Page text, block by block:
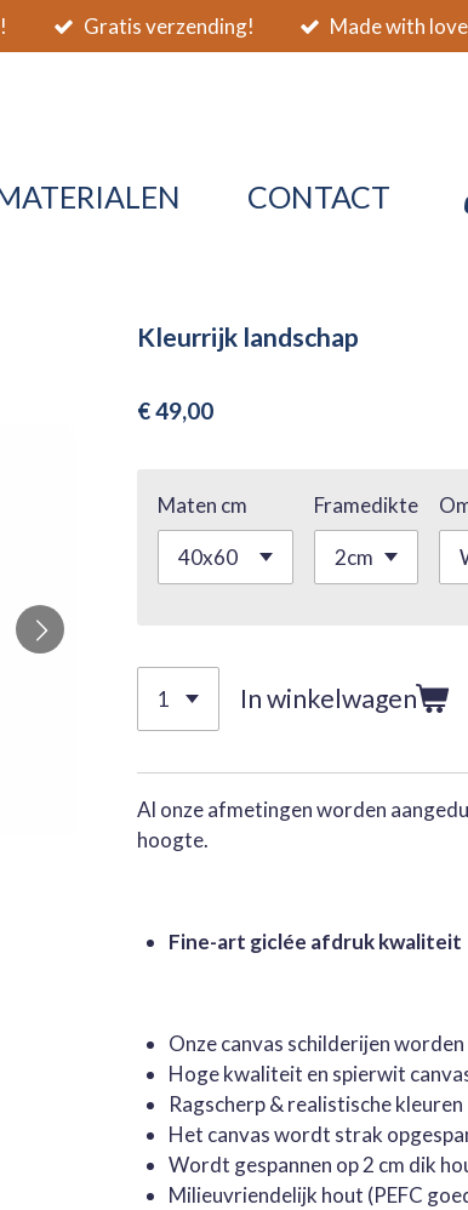
Gratis verzending! Made with
CONTACT
Kleurrijk landschap
€ 49,00
Maten cm Framedikte
In winkelwagen
Al onze afmetingen worden
hoogte.
Fine-art giclée afdruk kwaliteit
Onze canvas schilderijen
Hoge kwaliteit en spierwit
Ragscherp & realistische kleuren
Het canvas wordt strak
Wordt gespannen op 2 cm dik
Milieuvriendelijk hout (PEFC